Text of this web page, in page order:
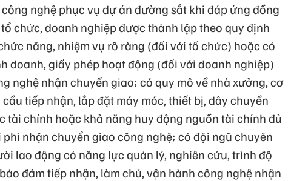
nghệ phục vụ dự án đường sắt khi đáp ứng đồng
chức, doanh nghiệp được thành lập theo quy định
năng, nhiệm vụ rõ ràng (đối với tổ chức) hoặc có
doanh, giấy phép hoạt động (đối với doanh nghiệp)
nghệ nhận chuyển giao; có quy mô về nhà xưởng, cơ
tiếp nhận, lắp đặt máy móc, thiết bị, dây chuyền
tài chính hoặc khả năng huy động nguồn tài chính đủ
nhận chuyển giao công nghệ; có đội ngũ chuyên
lao động có năng lực quản lý, nghiên cứu, trình độ
đảm tiếp nhận, làm chủ, vận hành công nghệ nhận